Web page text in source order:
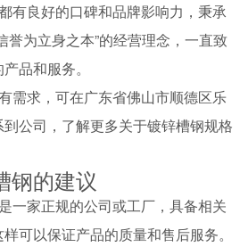
有良好的口碑和品牌影响力，秉承
誉为立身之本”的经营理念，一直致
品和服务。
需求，可在广东省佛山市顺德区乐
公司，了解更多关于镀锌槽钢规格
钢的建议
一家正规的公司或工厂，具备相关
可以保证产品的质量和售后服务。